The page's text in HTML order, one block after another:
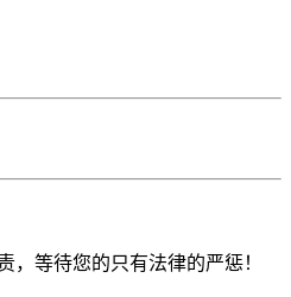
等待您的只有法律的严惩！